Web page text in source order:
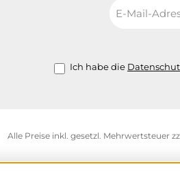
Mail-
Ich habe die
Alle Preise inkl. gesetzl. Mehrwertsteuer